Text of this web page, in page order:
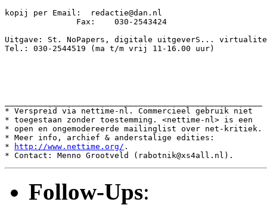
kopij per Email:  redactie@dan.nl
               Fax:    030-2543424
Uitgave: St. NoPapers, digitale uitgeverS...
Tel.: 030-2544519 (ma t/m vrij 11-16.00 uur)
* Verspreid via nettime-nl. Commercieel gebruik niet
* toegestaan zonder toestemming. <nettime-nl> is een
* open en ongemodereerde mailinglist over net-kritiek.
* Meer info, archief & anderstalige edities:
*
http://www.nettime.org/ .
Follow-Ups: